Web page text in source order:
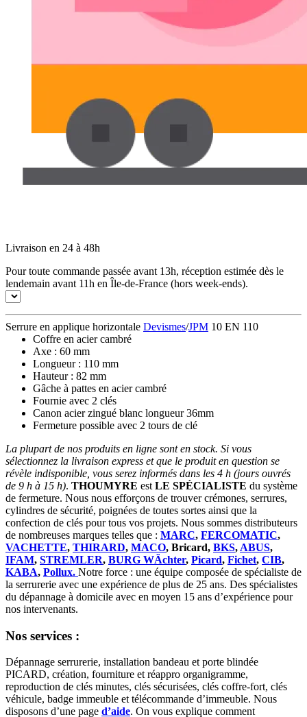
Livraison en 24 à 48h
Pour toute commande passée avant 13h, réception estimée dès le
lendemain avant 11h en Île-de-France (hors week-ends).
Serrure en applique horizontale Devismes/JPM 10 EN 110
Coffre en acier cambré
Axe : 60 mm
Longueur : 110 mm
Hauteur : 82 mm
Gâche à pattes en acier cambré
Fournie avec 2 clés
Canon acier zingué blanc longueur 36mm
Fermeture possible avec 2 tours de clé
La plupart de nos produits en ligne sont en stock. Si vous
sélectionnez la livraison express et que le produit en question se
révèle indisponible, vous serez informés dans les 4 h (jours ouvrés
de 9 h à 15 h). THOUMYRE est LE SPÉCIALISTE du système
de fermeture. Nous nous efforçons de trouver crémones, serrures,
cylindres de sécurité, poignées de toutes sortes ainsi que la
confection de clés pour tous vos projets. Nous sommes distributeurs
de nombreuses marques telles que : MARC, FERCOMATIC,
VACHETTE, THIRARD, MACO, Bricard, BKS, ABUS,
IFAM, STREMLER, BURG WÄchter, Picard, Fichet, CIB,
KABA, Pollux. Notre force : une équipe composée de spécialiste de
la serrurerie avec une expérience de plus de 25 ans. Des spécialistes
du dépannage à domicile avec en moyen 15 ans d’expérience pour
nos intervenants.
Nos services :
Dépannage serrurerie, installation bandeau et porte blindée
PICARD, création, fourniture et réappro organigramme,
reproduction de clés minutes, clés sécurisées, clés coffre-fort, clés
véhicule, badge immeuble et télécommande d’immeuble. Nous
disposons d’une page d’aide. On vous explique comment